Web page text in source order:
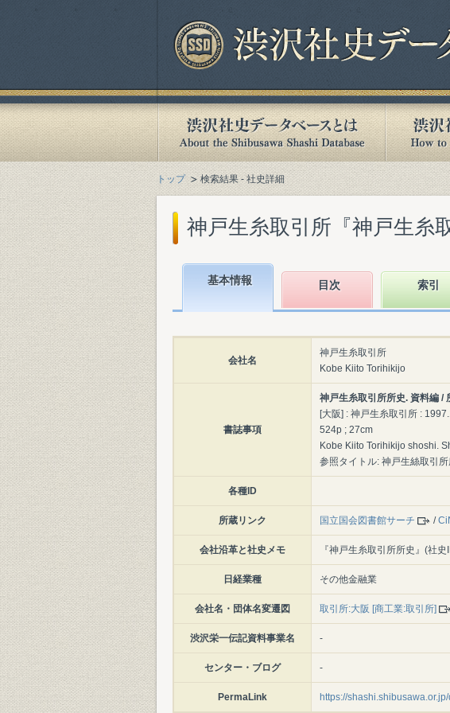
トップ 検索結果 - 社史詳細
神戸生糸取引所『神戸生糸
基本情報 目次 索引
会社名
神戸生糸取引所
Kobe Kiito Torihikijo
書誌事項
神戸生糸取引所所史. 資料編 /
[大阪] : 神戸生糸取引所 :
524p ; 27cm
Kobe Kiito Torihikijo shoshi.
参照タイトル: 神戸生絲取引
各種ID
所蔵リンク 国立国会図書館サーチ /
会社沿革と社史メモ 『神戸生糸取引所所史』(社
日経業種 その他金融業
会社名・団体名変遷図 取引所:大阪 [商工業:取引所]
渋沢栄一伝記資料事業名 -
センター・ブログ -
PermaLink https://